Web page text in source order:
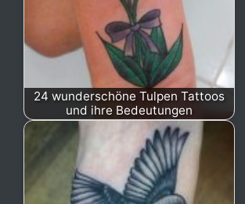
24 wunderschöne Tulpen Tattoos
und ihre Bedeutungen